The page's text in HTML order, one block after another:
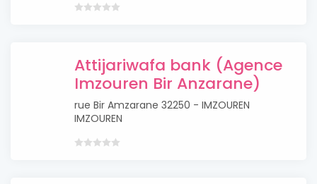
Attijariwafa bank (Agence
Imzouren Bir Anzarane)
rue Bir Amzarane 32250 - IMZOUREN
IMZOUREN